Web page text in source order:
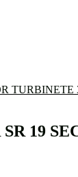
TURBINETE
SR 19